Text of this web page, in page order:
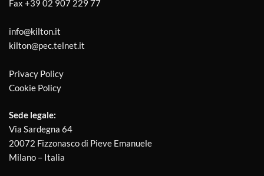
Fax +39 02 907 229 77
info@kilton.it
kilton@pec.telnet.it
Privacy Policy
Cookie Policy
Sede legale:
Via Sardegna 64
20072 Fizzonasco di Pieve Emanuele
Milano – Italia